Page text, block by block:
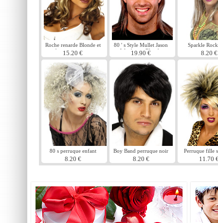
Roche renarde Blonde et
brune perruque
15.20 €
80 ' s Style Mullet Jason
Wig brune Blonde
19.90 €
Sparkle
8.20 €
80 s perruque enfant
sauvage
8.20 €
Boy Band perruque noir
8.20 €
Perruque fille
11.70